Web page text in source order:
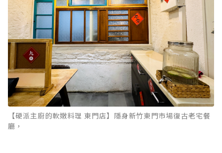
【硬派主廚的軟嫩料理 東門店】隱身新竹東門市場復古老宅餐
廳，